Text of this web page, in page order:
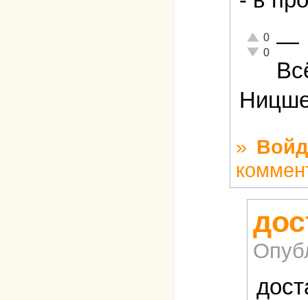
Отлично!
0
Неадекватно!
0 —
»